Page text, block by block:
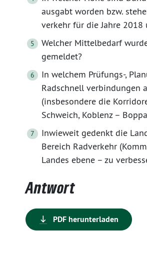
ausgabt worden bzw.
verkehr für die Jahre
Welcher Mittelbedarf
gemeldet?
In welchem Prüfungs-,
Radschnell verbindungen
(insbesondere die
Schweich, Koblenz –
Inwieweit gedenkt die
Bereich Radverkehr
Landes ebene – zu
Antwort
PDF herunterladen